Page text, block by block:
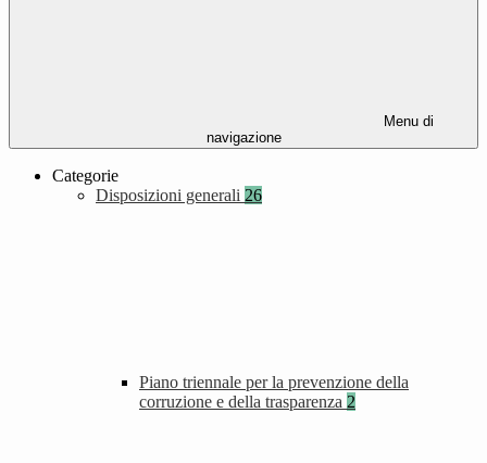
Menu di
navigazione
Categorie
Disposizioni generali 26
Piano triennale per la prevenzione della
corruzione e della trasparenza 2